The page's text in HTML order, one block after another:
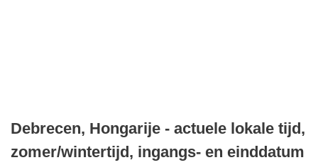
Debrecen, Hongarije - actuele lokale tijd,
zomer/wintertijd, ingangs- en einddatum